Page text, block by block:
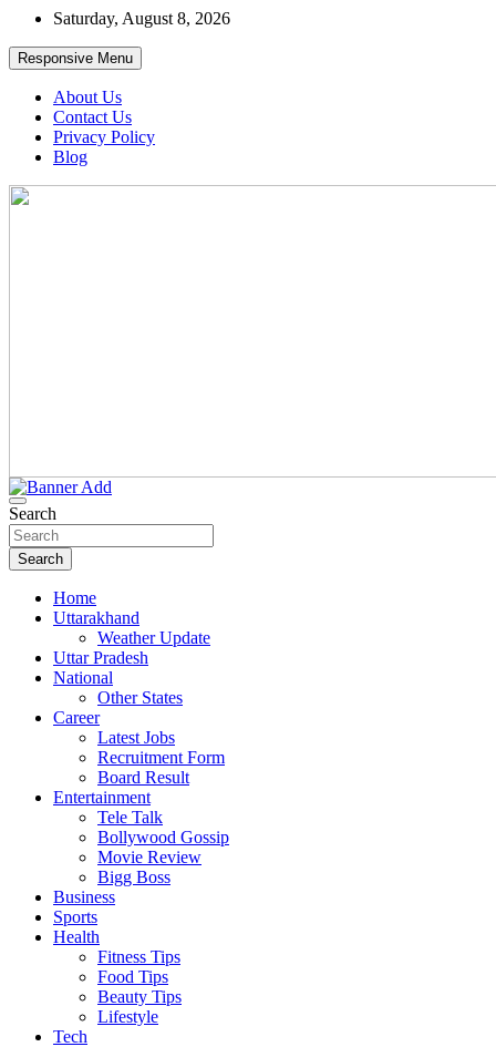
Skip
content
Saturday, August 8, 2026
Responsive Menu
About Us
Contact Us
Privacy Policy
Blog
Search
Search
Home
Uttarakhand
Weather Update
Uttar Pradesh
National
Other States
Career
Latest Jobs
Recruitment Form
Board Result
Entertainment
Tele Talk
Bollywood Gossip
Movie Review
Bigg Boss
Business
Sports
Health
Fitness Tips
Food Tips
Beauty Tips
Lifestyle
Tech